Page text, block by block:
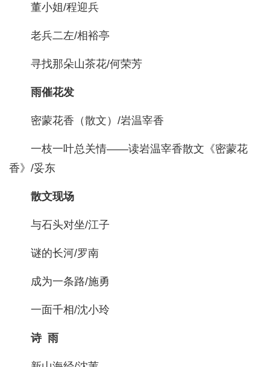
董小姐/程迎兵
老兵二左/相裕亭
寻找那朵山茶花/何荣芳
雨催花发
密蒙花香（散文）/岩温宰香
一枝一叶总关情——读岩温宰香散文《密蒙花
香》/妥东
散文现场
与石头对坐/江子
谜的长河/罗南
成为一条路/施勇
一面千相/沈小玲
诗 雨